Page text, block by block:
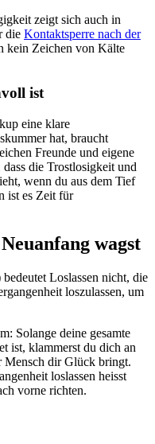
zeigt sich auch in
die Kontaktsperre nach der
kein Zeichen von Kälte
ist
eine klare
hat, braucht
Freunde und eigene
die Trostlosigkeit und
wenn du aus dem Tief
ist es Zeit für
wagst
Loslassen nicht, die
loszulassen, um
Solange deine gesamte
ist, klammerst du dich an
Mensch dir Glück bringt.
loslassen heisst
vorne richten.